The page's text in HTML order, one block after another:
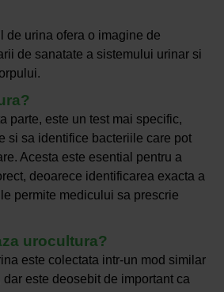
de urina ofera o imagine de
de sanatate a sistemului urinar si
parte, este un test mai specific,
si sa identifice bacteriile care pot
Acesta este esential pentru a
deoarece identificarea exacta a
permite medicului sa prescrie
urocultura?
este colectata intr-un mod similar
este deosebit de important ca